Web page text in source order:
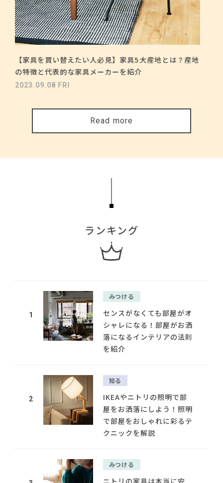
【家具を買い替えたい人必見】家具5大産地とは？産地
の特徴と代表的な家具メーカーを紹介
2023.09.08 FRI
Read more
ランキング
1
みつける
センスがなくても部屋がオ
シャレになる！部屋がお洒
落になるインテリアの法則
を紹介
2
知る
IKEAやニトリの照明で部
屋をお洒落にしよう！照明
で部屋をおしゃれに彩るテ
クニックを解説
みつける
ニトリの家具は本当に安